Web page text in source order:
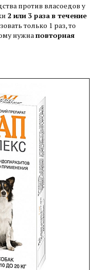
против власоедов у
2 или 3 раза в течение
только 1 раз, то
нужна повторная